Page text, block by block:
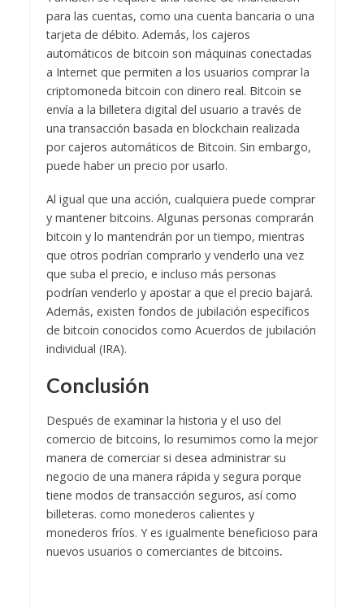
para las cuentas, como una cuenta bancaria o una
tarjeta de débito. Además, los cajeros
automáticos de bitcoin son máquinas conectadas
a Internet que permiten a los usuarios comprar la
criptomoneda bitcoin con dinero real. Bitcoin se
envía a la billetera digital del usuario a través de
una transacción basada en blockchain realizada
por cajeros automáticos de Bitcoin. Sin embargo,
puede haber un precio por usarlo.
Al igual que una acción, cualquiera puede comprar
y mantener bitcoins. Algunas personas comprarán
bitcoin y lo mantendrán por un tiempo, mientras
que otros podrían comprarlo y venderlo una vez
que suba el precio, e incluso más personas
podrían venderlo y apostar a que el precio bajará.
Además, existen fondos de jubilación específicos
de bitcoin conocidos como Acuerdos de jubilación
individual (IRA).
Conclusión
Después de examinar la historia y el uso del
comercio de bitcoins, lo resumimos como la mejor
manera de comerciar si desea administrar su
negocio de una manera rápida y segura porque
tiene modos de transacción seguros, así como
billeteras. como monederos calientes y
monederos fríos. Y es igualmente beneficioso para
nuevos usuarios o comerciantes de bitcoins.